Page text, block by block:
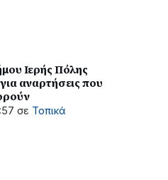
Ιερής Πόλης
αναρτήσεις που
σε Τοπικά